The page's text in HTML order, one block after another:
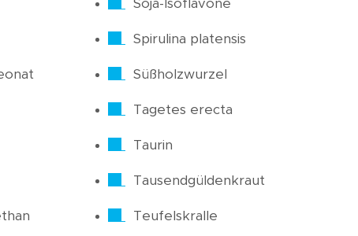
Soja-Isoflavone
Spirulina platensis
Süßholzwurzel
Tagetes erecta
Taurin
Tausendgüldenkraut
Teufelskralle